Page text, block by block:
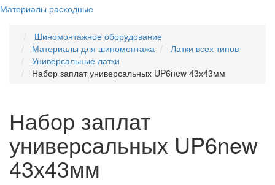
Материалы расходные
Шиномонтажное оборудование
Материалы для шиномонтажа
Латки всех типов
Универсальные латки
Набор заплат универсальных UP6new 43х43мм
Набор заплат
универсальных UP6new
43х43мм